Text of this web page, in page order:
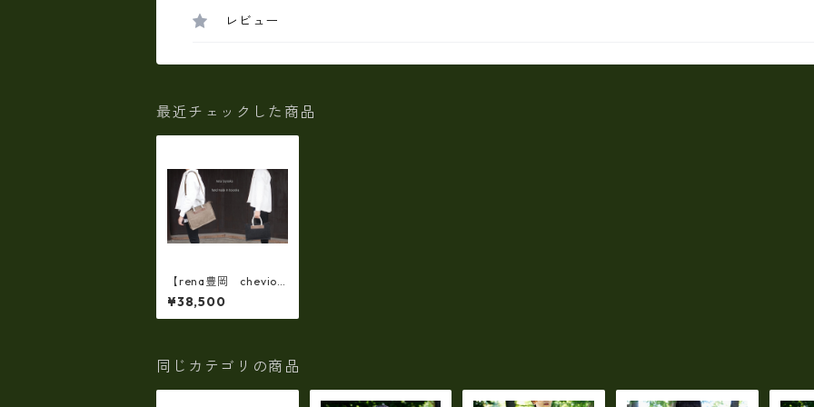
レビュー
最近チェックした商品
【rena豊岡 chevio
t】【豊岡製】（4colo
r）日本海漂流縄鞄 六
号蝋引き帆布バッグ
rj-01A
¥38,500
同じカテゴリの商品